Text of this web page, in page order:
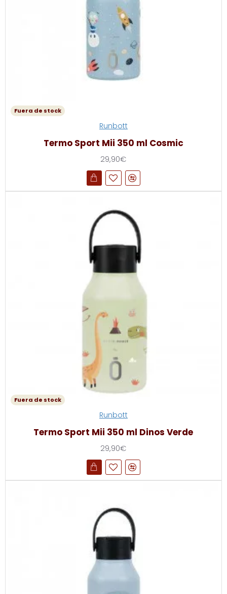
Fuera de stock
Runbott
Termo Sport Mii 350 ml Cosmic
29,90€
Fuera de stock
Runbott
Termo Sport Mii 350 ml Dinos Verde
29,90€